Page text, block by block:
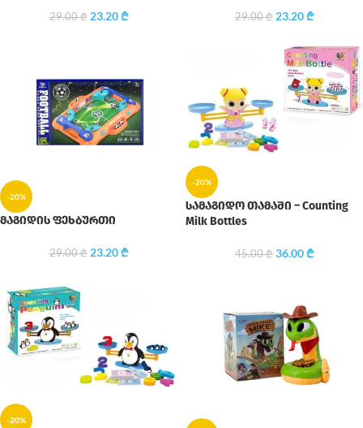
29.00₾ 23.20₾ 29.00₾ 23.20₾
-20%
მაგიდის ფეხბურთი
29.00₾ 23.20₾
-20%
სამაგიდო თამაში – Counting
Milk Bottles
45.00₾ 36.00₾
-20%